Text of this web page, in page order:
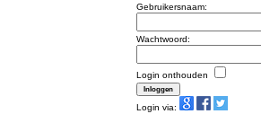
Gebruikersnaam:
Wachtwoord:
Login onthouden
Login via: